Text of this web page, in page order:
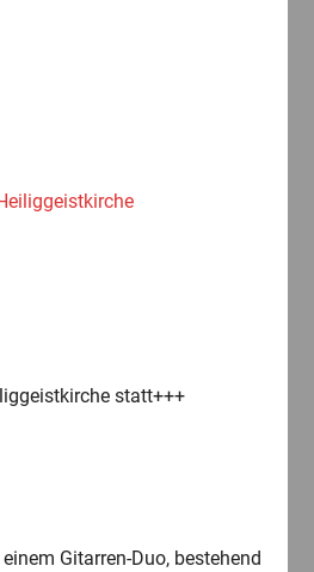
statt+++
Gitarren-Duo, bestehend